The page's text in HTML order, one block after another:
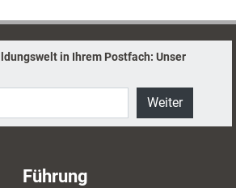
in Ihrem Postfach: Unser
Weiter
Führung